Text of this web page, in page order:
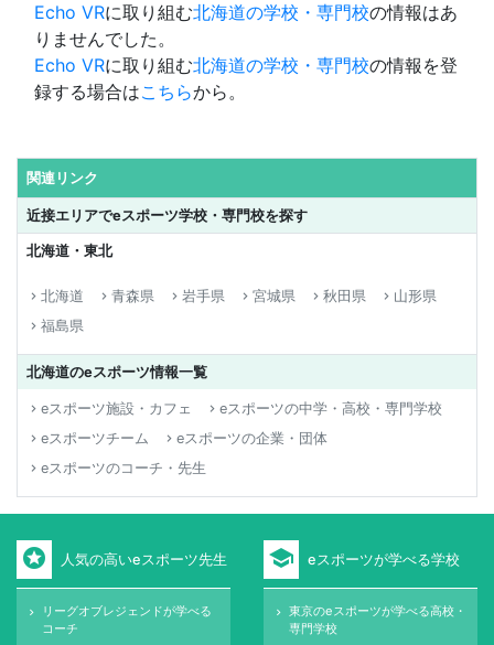
Echo VRに取り組む北海道の学校・専門校の情報はあ
りませんでした。
Echo VRに取り組む北海道の学校・専門校の情報を登
録する場合はこちらから。
関連リンク
近接エリアでeスポーツ学校・専門校を探す
北海道・東北
keyboard_arrow_right 北海道 keyboard_arrow_right 青森県 keyboard_arrow_right 岩手県 keyboard_arrow_right 宮城県 keyboard_arrow_right 秋田県 keyboard_arrow_right 山形県
keyboard_arrow_right 福島県
北海道のeスポーツ情報一覧
keyboard_arrow_right eスポーツ施設・カフェ keyboard_arrow_right eスポーツの中学・高校・専門学校
keyboard_arrow_right eスポーツチーム keyboard_arrow_right eスポーツの企業・団体
keyboard_arrow_right eスポーツのコーチ・先生
stars 人気の高いeスポーツ先生
keyboard_arrow_right
リーグオブレジェンドが学べる
コーチ
school eスポーツが学べる学校
keyboard_arrow_right
東京のeスポーツが学べる高校・
専門学校